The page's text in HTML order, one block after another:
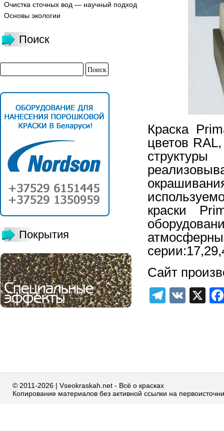
Очистка сточных вод — научный подход
Основы экологии
Поиск
Покрытия
Краска
цветов
краски
Сайт
VK X
© 2011-2026 | Vseokraskah.net - Всё о красках
Копирование материалов без активной ссылки на